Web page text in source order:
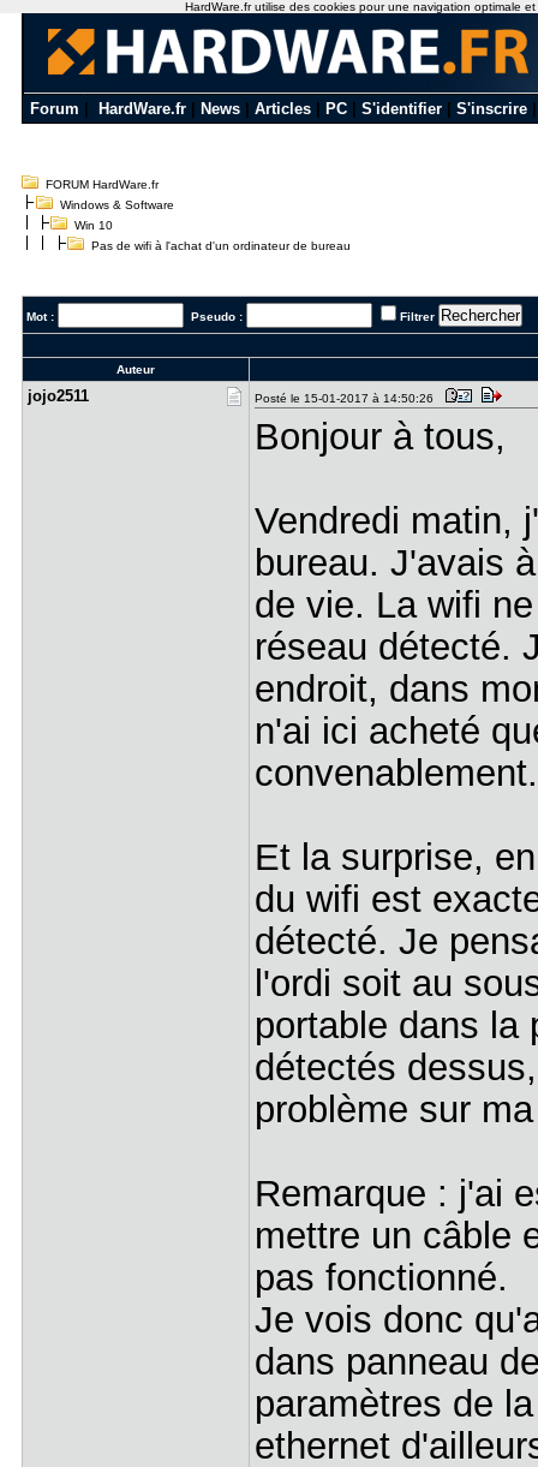
Forum HardWare.fr News Articles PC S'identifier S'inscrire
FORUM HardWare.fr
Windows & Software
Win 10
Pas de wifi à l'achat d'un ordinateur de bureau
Mot : Pseudo : Filtrer
Auteur
jojo2511 Posté le 15-01-2017 à 14:50:26
Bonjour à tous,
Vendredi matin,
bureau. J'avais
de vie. La wifi
réseau détecté.
endroit, dans
n'ai ici acheté
convenablement.
Et la surprise,
du wifi est
détecté. Je
l'ordi soit au
portable dans la
détectés
problème sur
Remarque : j'ai
mettre un câble
pas fonctionné.
Je vois donc
dans panneau
paramètres de
ethernet
HardWare.fr utilise des cookies pour une navigation optimale